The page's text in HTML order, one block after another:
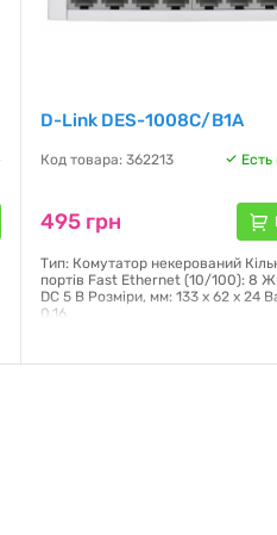
D-Link DES-1008C/B1A
Код товара: 362213 Есть
495 грн
Тип: Комутатор некерований
портів Fast Ethernet (10/100): 8
DC 5 В Розміри, мм: 133 x 62 x 24
0,16